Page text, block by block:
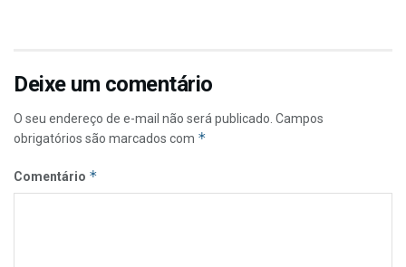
Deixe um comentário
O seu endereço de e-mail não será publicado. Campos
obrigatórios são marcados com *
Comentário *